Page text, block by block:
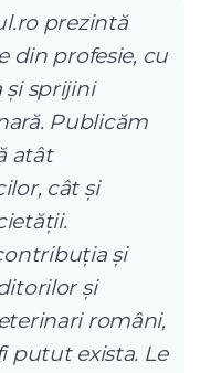
prezintă
din profesie, cu
și sprijini
Publicăm
atât
cât și
și
și
români,
putut exista. Le